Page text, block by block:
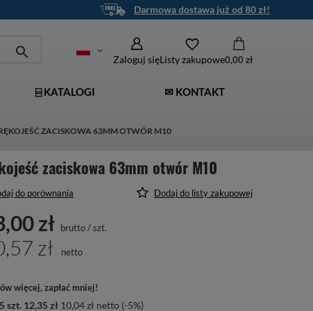
Darmowa dostawa już od 80 zł!
Zaloguj sięListy zakupowe0,00 zł
⌸ KATALOGI ✉ KONTAKT
ZACISKOWA 63MM OTWÓR M10
zaciskowa 63mm otwór M10
do porównania Dodaj do listy zakupowej
zł brutto/szt.
zł netto
więcej, zapłać mniej!
5 szt. 12,35 zł 10,04 zł netto (-5%)